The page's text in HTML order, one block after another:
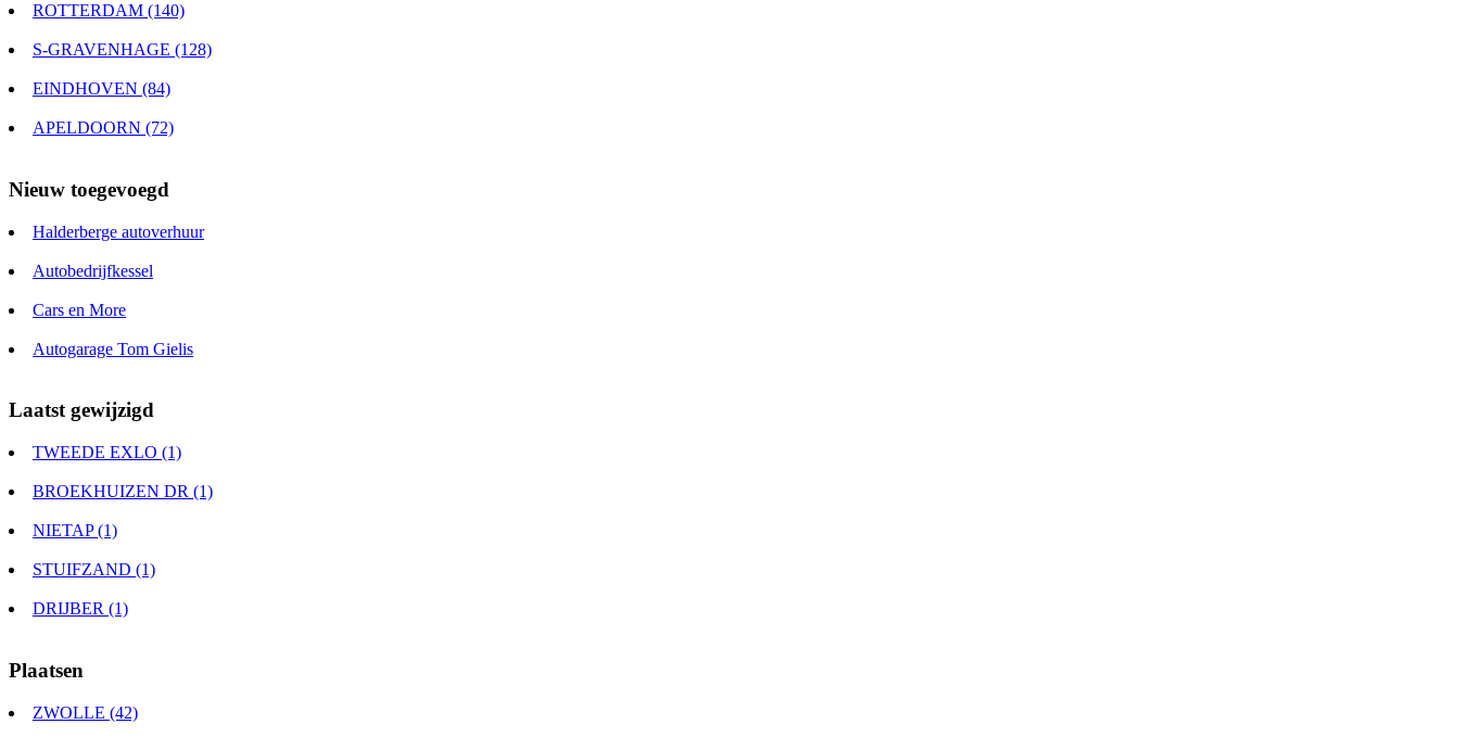
ROTTERDAM (140)
S-GRAVENHAGE (128)
EINDHOVEN (84)
APELDOORN (72)
Nieuw toegevoegd
Halderberge autoverhuur
Autobedrijfkessel
Cars en More
Autogarage Tom Gielis
Laatst gewijzigd
TWEEDE EXLO (1)
BROEKHUIZEN DR (1)
NIETAP (1)
STUIFZAND (1)
DRIJBER (1)
Plaatsen
ZWOLLE (42)